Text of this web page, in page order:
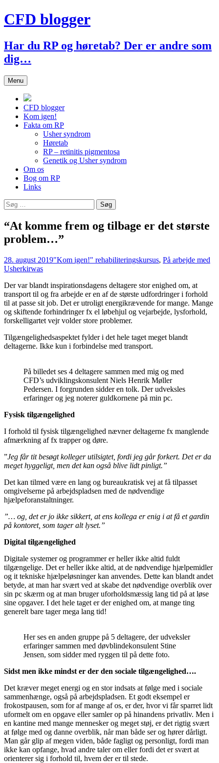
Hop
til
CFD blogger
Har du RP og høretab? Der er andre som
dig…
Menu
CFD blogger
Kom igen!
Fakta om RP
Usher syndrom
Høretab
RP – retinitis pigmentosa
Genetik og Usher syndrom
Om os
Bog om RP
Links
Søg
efter:
“At komme frem og tilbage er det største
problem…”
28. august 2019"Kom igen!" rehabiliteringskursus, På arbejde med
Usherkirwas
Der var blandt inspirationsdagens deltagere stor enighed om, at
transport til og fra arbejde er en af de største udfordringer i forhold
til at passe sit job. Det er utroligt energikrævende for mange. Mange
og skiftende forhindringer fx el løbehjul og vejarbejde, lysforhold,
forskelligartet vejr volder store problemer.
Tilgængelighedsaspektet fylder i det hele taget meget blandt
deltagerne. Ikke kun i forbindelse med transport.
På billedet ses 4 deltagere sammen med mig og med
CFD’s udviklingskonsulent Niels Henrik Møller
Pedersen. I forgrunden sidder en tolk. Der udveksles
erfaringer og jeg noterer guldkornene på min pc.
Fysisk tilgængelighed
I forhold til fysisk tilgængelighed nævner deltagerne fx manglende
afmærkning af fx trapper og døre.
”Jeg får tit besøgt kolleger utilsigtet, fordi jeg går forkert. Det er da
meget hyggeligt, men det kan også blive lidt pinligt.”
Det kan tilmed være en lang og bureaukratisk vej at få tilpasset
omgivelserne på arbejdspladsen med de nødvendige
hjælpeforanstaltninger.
”… og, det er jo ikke sikkert, at ens kollega er enig i at få et gardin
på kontoret, som tager alt lyset.”
Digital tilgængelighed
Digitale systemer og programmer er heller ikke altid fuldt
tilgængelige. Det er heller ikke altid, at de nødvendige hjælpemidler
og it tekniske hjælpeløsninger kan anvendes. Dette kan blandt andet
betyde, at man har svært ved at skabe det nødvendige overblik over
sin pc skærm og at man bruger uforholdsmæssig lang tid på at løse
sine opgaver. I det hele taget er der enighed om, at mange ting
generelt bare tager mega lang tid!
Her ses en anden gruppe på 5 deltagere, der udveksler
erfaringer sammen med døvblindekonsulent Stine
Jensen, som sidder med ryggen til på dette foto.
Sidst men ikke mindst er der den sociale tilgængelighed….
Det kræver meget energi og en stor indsats at følge med i sociale
sammenhænge, også på arbejdspladsen. Et godt eksempel er
frokostpausen, som for af mange af os, er der, hvor vi får sparret lidt
uformelt om en opgave eller samler op på hinandens privatliv. Men i
en kantine med mange mennesker og meget støj, er det rigtig svært
at følge med og danne overblik, når man både ser og hører dårligt.
Man går glip af megen viden, både fagligt og personligt, fordi man
ikke kan opfange, hvad andre taler om eller fordi det er svært at
orienterer sig i forhold til, hvem der er til stede.